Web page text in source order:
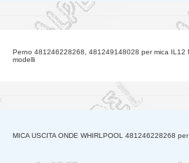
Perno 481246228268, 481249148028 per mica IL12
modelli
MICA USCITA ONDE WHIRLPOOL 481246228268